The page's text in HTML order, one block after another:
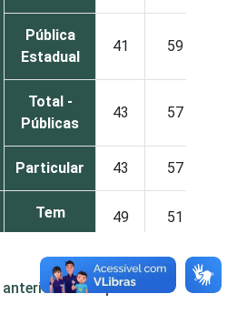
Pública
Estadual
41 59
Total -
Públicas
43 57
Particular 43 57
Tem 49 51
Não tem 20
anterior próxima